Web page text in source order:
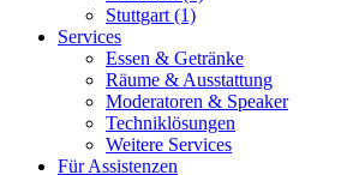
Stuttgart (1)
Services
Essen & Getränke
Räume & Ausstattung
Moderatoren & Speaker
Techniklösungen
Weitere Services
Für Assistenzen